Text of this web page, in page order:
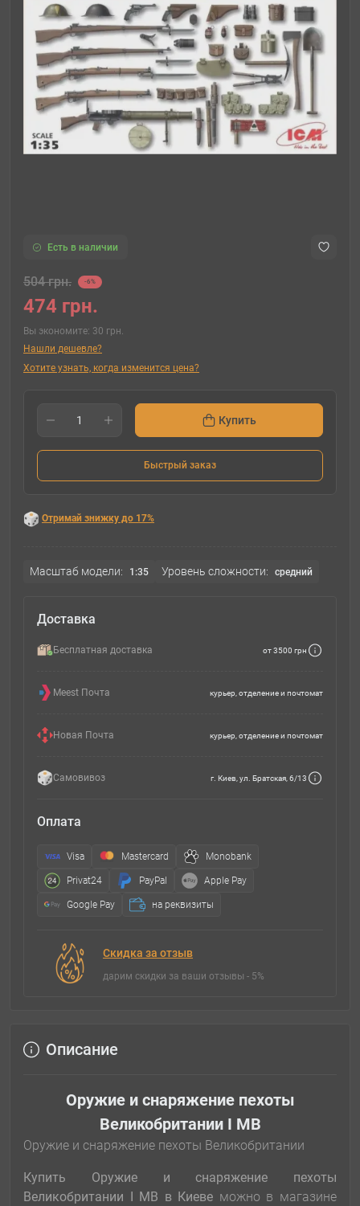
Есть в наличии
504 грн. -6%
474 грн.
Вы экономите: 30 грн.
Нашли дешевле?
Хотите узнать, когда изменится цена?
Купить
Быстрый заказ
Отримай знижку до 17%
Масштаб модели: 1:35 Уровень сложности: cредний
Доставка
Бесплатная доставка от 3500 грн
Meest Почта курьер, отделение и почтомат
Новая Почта курьер, отделение и почтомат
Самовивоз г. Киев, ул. Братская, 6/13
Оплата
Visa Mastercard Monobank
Privat24 PayPal Apple Pay
Google Pay на реквизиты
Скидка за отзыв
дарим скидки за ваши отзывы - 5%
Описание
Оружие и снаряжение пехоты
Великобритании І МВ
Оружие и снаряжение пехоты Великобритании
Купить Оружие и снаряжение пехоты
Великобритании І МВ в Киеве можно в магазине